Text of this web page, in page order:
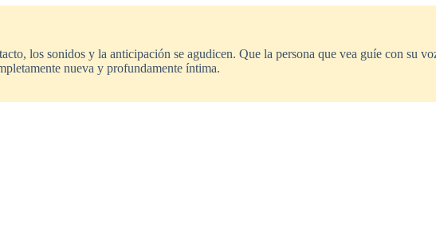
los sonidos y la anticipación se agudicen. Que la persona que vea guíe con su
nueva y profundamente íntima.